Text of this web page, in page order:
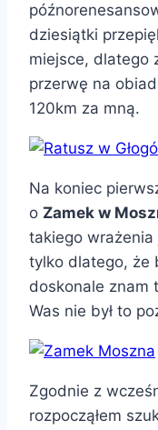
dziesiątki
miejsce, dlatego
przerwę na
120km za mną.
Na koniec
o Zamek w
takiego wrażenia
tylko dlatego, że
doskonale znam
Was nie był to
Zgodnie z
rozpocząłem